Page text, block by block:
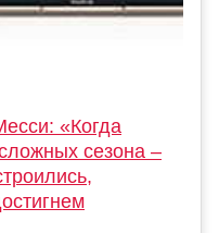
«Когда
сезона –